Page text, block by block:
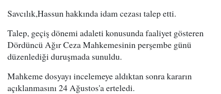
Savcılık,Hassun hakkında idam cezası talep etti.
Talep, geçiş dönemi adaleti konusunda faaliyet gösteren
Dördüncü Ağır Ceza Mahkemesinin perşembe günü
düzenlediği duruşmada sunuldu.
Mahkeme dosyayı incelemeye aldıktan sonra kararın
açıklanmasını 24 Ağustos'a erteledi.